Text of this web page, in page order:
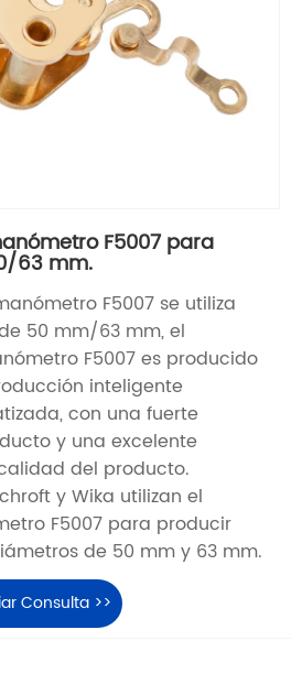
F5007 para
63 mm.
F5007 se utiliza
50 mm/63 mm, el
F5007 es producido
inteligente
con una fuerte
y una excelente
del producto.
y Wika utilizan el
F5007 para producir
de 50 mm y 63 mm.
Consulta >>